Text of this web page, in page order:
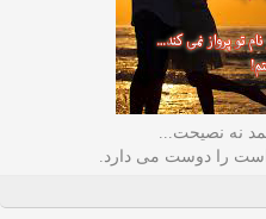
نه نصیحت...
است را دوست می دارد.